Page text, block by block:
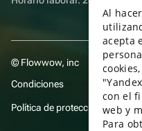
© Flowwow, inc
Condiciones
Política de protección y
Al
acepta
con el
web y
Para